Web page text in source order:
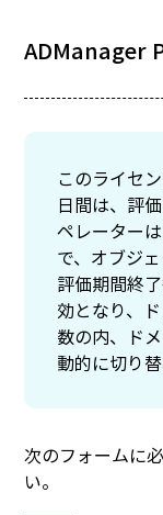
ADManager
このライセ
日間は、評
ペレーター
で、オブジ
評価期間終
効となり、
数の内、ド
動的に切り替
次のフォームに
い。